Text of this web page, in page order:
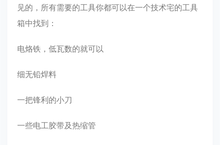
见的，所有需要的工具你都可以在一个技术宅的工具
箱中找到：
电烙铁，低瓦数的就可以
细无铅焊料
一把锋利的小刀
一些电工胶带及热缩管